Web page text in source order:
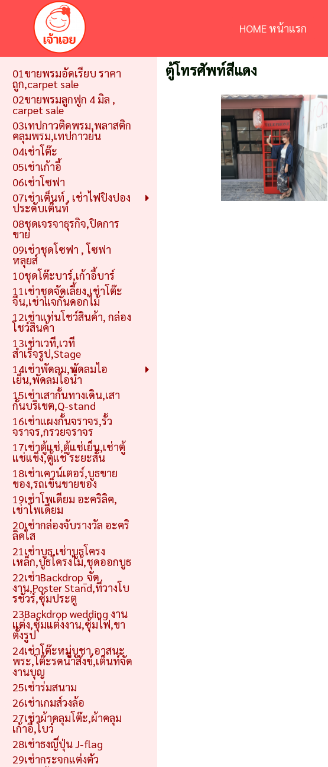
HOME หน้าแรก
01ขายพรมอัดเรียบ ราคา
ถูก,carpet sale
02ขายพรมลูกฟูก 4 มิล ,
carpet sale
03เทปกาวติดพรม,พลาสติก
คลุมพรม,เทปกาวย่น
04เช่าโต๊ะ
05เช่าเก้าอี้
06เช่าโซฟา
07เช่าเต็นท์ , เช่าไฟปิงปอง
ประดับเต็นท์
08ชุดเจรจาธุรกิจ,ปิดการ
ขาย
09เช่าชุดโซฟา , โซฟา
หลุยส์
10ชุดโต๊ะบาร์,เก้าอี้บาร์
11เช่าชุดจัดเลี้ยง,เช่าโต๊ะ
จีน,เช่าแจกันดอกไม้
12เช่าแท่นโชว์สินค้า, กล่อง
โชว์สินค้า
13เช่าเวที,เวที
สำเร็จรูป,Stage
14เช่าพัดลม,พัดลมไอ
เย็น,พัดลมไอน้ำ
15เช่าเสากั้นทางเดิน,เสา
กั้นบริเขต,Q-stand
16เช่าแผงกั้นจราจร,รั้ว
จราจร,กรวยจราจร
17เช่าตู้แช่,ตู้แช่เย็น,เช่าตู้
แช่แข็ง,ตู้แช่ ระยะสั้น
18เช่าเคาน์เตอร์,บูธขาย
ของ,รถเข็นขายของ
19เช่าโพเดียม อะคริลิค,
เช่าโพเดียม
20เช่ากล่องจับรางวัล อะคริ
ลิคใส
21เช่าบูธ,เช่าบูธโครง
เหล็ก,บูธโครงไม้,ชุดออกบูธ
22เช่าBackdrop_จัด
งาน,Poster Stand,ที่วางโบ
รชัวร์,ซุ้มประตู
23Backdrop wedding งาน
แต่ง,ซุ้มแต่งงาน,ซุ้มไฟ,ขา
ตั้งรูป
24เช่าโต๊ะหมู่บูชา,อาสนะ
พระ,โต๊ะรดน้ำสังข์,เต็นท์จัด
งานบุญ
25เช่าร่มสนาม
26เช่าเกมส์วงล้อ
27เช่าผ้าคลุมโต๊ะ,ผ้าคลุม
เก้าอี้,โบว์
28เช่าธงญี่ปุ่น J-flag
29เช่ากระจกแต่งตัว
ตู้โทรศัพท์สีแดง